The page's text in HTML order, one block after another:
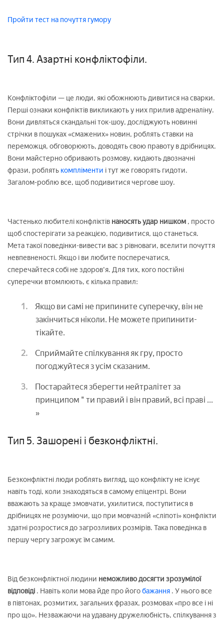
Пройти тест на почуття гумору
Тип 4. Азартні конфліктофіли.
Конфліктофіли — це люди, які обожнюють дивитися на сварки.
Перші ознаки конфліктів викликають у них прилив адреналіну.
Вони дивляться скандальні ток-шоу, досліджують новинні
стрічки в пошуках «смажених» новин, роблять ставки на
переможця, обговорюють, доводять свою правоту в дрібницях.
Вони майстерно обривають розмову, кидають двозначні
фрази, роблять компліменти і тут же говорять гидоти.
Загалом-роблю все, щоб подивитися чергове шоу.
Частенько любителі конфліктів наносять удар нишком , просто
щоб спостерігати за реакцією, подивитися, що станеться.
Мета такої поведінки-вивести вас з рівноваги, вселити почуття
невпевненості. Якщо і ви любите посперечатися,
сперечайтеся собі не здоров'я. Для тих, кого постійні
суперечки втомлюють, є кілька правил:
Якщо ви самі не припините суперечку, він не
закінчиться ніколи. Не можете припинити-
тікайте.
Сприймайте спілкування як гру, просто
погоджуйтеся з усім сказаним.
Постарайтеся зберегти нейтралітет за
принципом " ти правий і він правий, всі праві ...
»
Тип 5. Зашорені і безконфліктні.
Безконфліктні люди роблять вигляд, що конфлікту не існує
навіть тоді, коли знаходяться в самому епіцентрі. Вони
вважають за краще змовчати, ухилитися, поступитися в
дрібницях не розуміючи, що при мовчазній «сліпоті» конфлікти
здатні розростися до загрозливих розмірів. Така поведінка в
першу чергу загрожує їм самим.
Від безконфліктної людини неможливо досягти зрозумілої
відповіді . Навіть коли мова йде про йогобажання . У нього все
в півтонах, розмитих, загальних фразах, розмовах «про все і ні
про що». Незважаючи на удавану дружелюбність, спілкування з